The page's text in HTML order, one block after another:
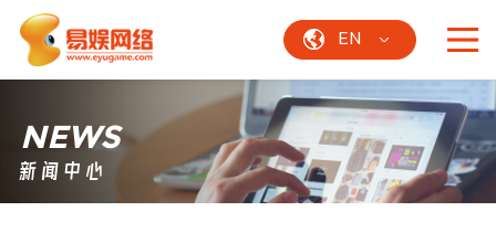
EN
NEWS
新闻中心